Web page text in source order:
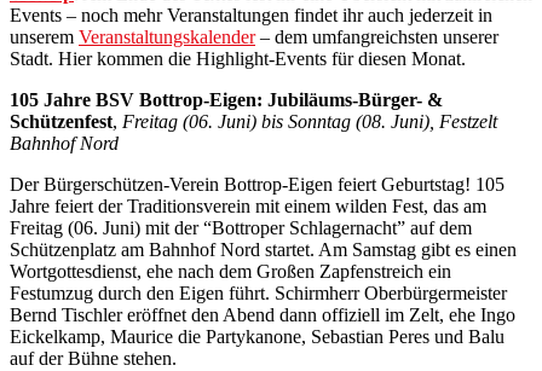
Events – noch mehr Veranstaltungen findet ihr auch jederzeit in
unserem Veranstaltungskalender– dem umfangreichsten unserer
Stadt. Hier kommen die Highlight-Events für diesen Monat.
105 Jahre BSV Bottrop-Eigen: Jubiläums-Bürger- &
Schützenfest, Freitag (06. Juni) bis Sonntag (08. Juni), Festzelt
Bahnhof Nord
Der Bürgerschützen-Verein Bottrop-Eigen feiert Geburtstag! 105
Jahre feiert der Traditionsverein mit einem wilden Fest, das am
Freitag (06. Juni) mit der “Bottroper Schlagernacht” auf dem
Schützenplatz am Bahnhof Nord startet. Am Samstag gibt es einen
Wortgottesdienst, ehe nach dem Großen Zapfenstreich ein
Festumzug durch den Eigen führt. Schirmherr Oberbürgermeister
Bernd Tischler eröffnet den Abend dann offiziell im Zelt, ehe Ingo
Eickelkamp, Maurice die Partykanone, Sebastian Peres und Balu
auf der Bühne stehen.